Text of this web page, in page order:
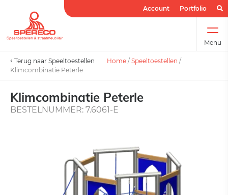
Account Portfolio
Menu
Terug naar Speeltoestellen Home / Speeltoestellen /
Klimcombinatie Peterle
Klimcombinatie Peterle
BESTELNUMMER: 7.6061-E